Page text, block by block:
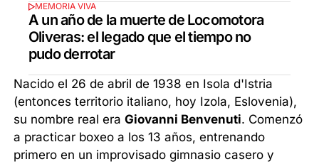
MEMORIA VIVA
A un año de la muerte de Locomotora
Oliveras: el legado que el tiempo no
pudo derrotar
Nacido el 26 de abril de 1938 en Isola d'Istria
(entonces territorio italiano, hoy Izola, Eslovenia),
su nombre real eraGiovanni Benvenuti. Comenzó
a practicar boxeo a los 13 años, entrenando
primero en un improvisado gimnasio casero y